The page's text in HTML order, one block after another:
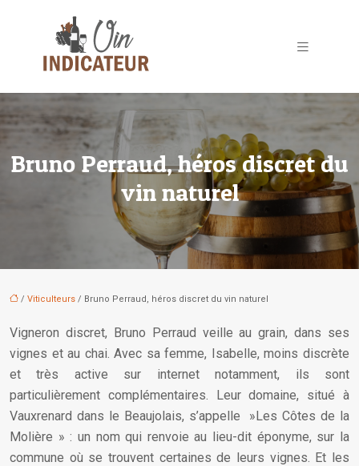
Bruno Perraud, héros discret du
vin naturel
/ Viticulteurs / Bruno Perraud, héros discret du vin naturel
Vigneron discret, Bruno Perraud veille au grain, dans ses
vignes et au chai. Avec sa femme, Isabelle, moins discrète
et très active sur internet notamment, ils sont
particulièrement complémentaires. Leur domaine, situé à
Vauxrenard dans le Beaujolais, s’appelle »Les Côtes de la
Molière » : un nom qui renvoie au lieu-dit éponyme, sur la
commune où se trouvent certaines de leurs vignes. Et les